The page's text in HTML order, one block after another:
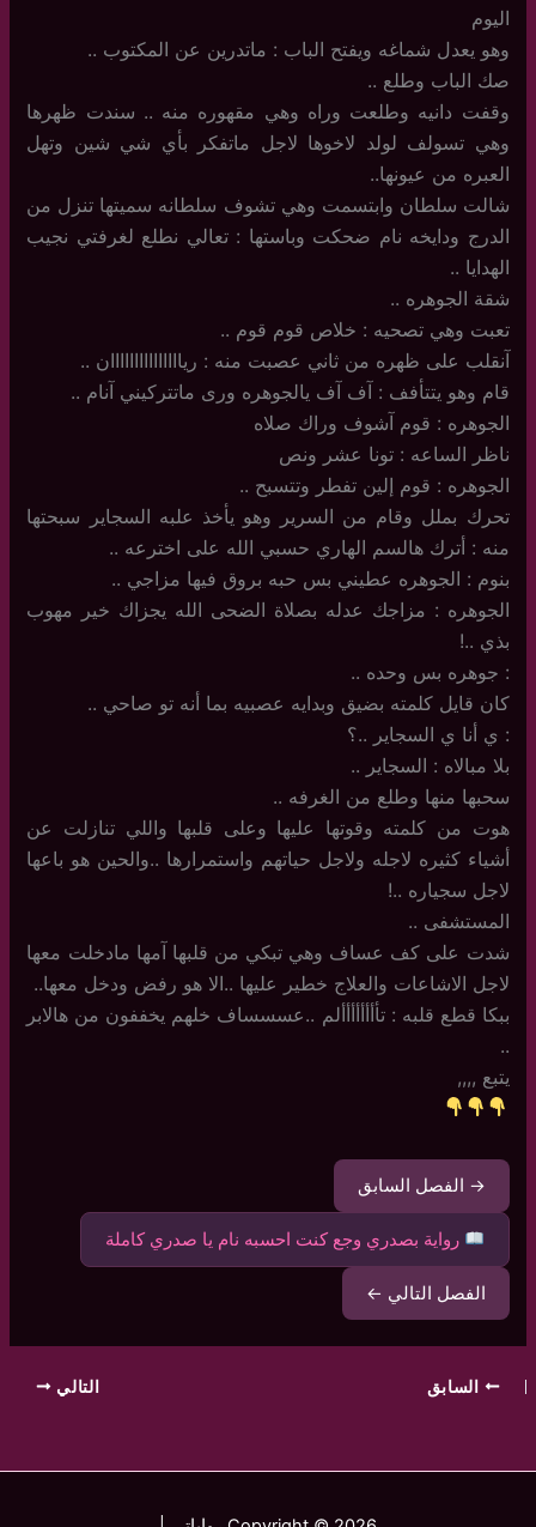
اليوم
وهو يعدل شماغه ويفتح الباب : ماتدرين عن المكتوب ..
صك الباب وطلع ..
وقفت دانيه وطلعت وراه وهي مقهوره منه .. سندت ظهرها
وهي تسولف لولد لاخوها لاجل ماتفكر بأي شي شين وتهل
العبره من عيونها..
شالت سلطان وابتسمت وهي تشوف سلطانه سميتها تنزل من
الدرج ودايخه نام ضحكت وباستها : تعالي نطلع لغرفتي نجيب
الهدايا ..
شقة الجوهره ..
تعبت وهي تصحيه : خلاص قوم قوم ..
آنقلب على ظهره من ثاني عصبت منه : ريااااااااااااااان ..
قام وهو يتتأفف : آف آف يالجوهره ورى ماتتركيني آنام ..
الجوهره : قوم آشوف وراك صلاه
ناظر الساعه : تونا عشر ونص
الجوهره : قوم إلين تفطر وتتسبح ..
تحرك بملل وقام من السرير وهو يأخذ علبه السجاير سبحتها
منه : أترك هالسم الهاري حسبي الله على اخترعه ..
بنوم : الجوهره عطيني بس حبه بروق فيها مزاجي ..
الجوهره : مزاجك عدله بصلاة الضحى الله يجزاك خير مهوب
بذي ..!
: جوهره بس وحده ..
كان قايل كلمته بضيق وبدايه عصبيه بما أنه تو صاحي ..
: ي أنا ي السجاير ..؟
بلا مبالاه : السجاير ..
سحبها منها وطلع من الغرفه ..
هوت من كلمته وقوتها عليها وعلى قلبها واللي تنازلت عن
أشياء كثيره لاجله ولاجل حياتهم واستمرارها ..والحين هو باعها
لاجل سجياره ..!
المستشفى ..
شدت على كف عساف وهي تبكي من قلبها آمها مادخلت معها
لاجل الاشاعات والعلاج خطير عليها ..الا هو رفض ودخل معها..
ببكا قطع قلبه : تأأأأأأأألم ..عسسساف خلهم يخففون من هالابر
..
يتبع ,,,,
→ الفصل السابق
رواية بصدري وجع كنت احسبه نام يا صدري كاملة
الفصل التالي ←
السابق التالي